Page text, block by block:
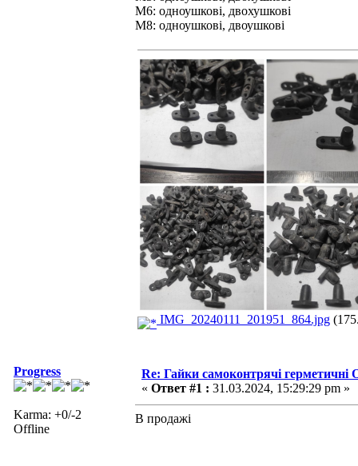
М6: одноушкові, двохушкові
М8: одноушкові, двоушкові
IMG_20240111_201951_864.jpg
Progress
Karma: +0/-2
Offline
Re: Гайки самоконтрячі герметичні
« Ответ #1 : 31.03.2024, 15:29:29 pm »
В продажі